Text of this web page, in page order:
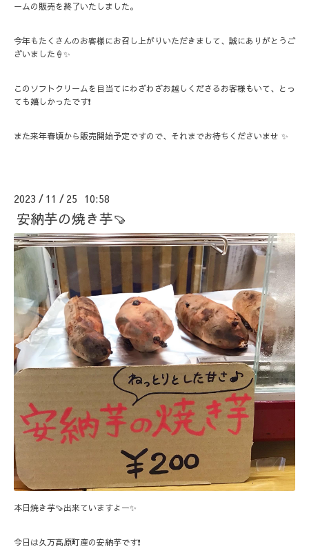
ームの販売を終了いたしました。
今年もたくさんのお客様にお召し上がりいただきまして、誠にありがとうご
ざいました🍦✨
このソフトクリームを目当てにわざわざお越しくださるお客様もいて、とっ
ても嬉しかったです❗️
また来年春頃から販売開始予定ですので、それまでお待ちくださいませ ✨
2023 / 11 / 25 10:58
安納芋の焼き芋🍠
本日焼き芋🍠出来ていますよー✨
今日は久万高原町産の安納芋です❗️